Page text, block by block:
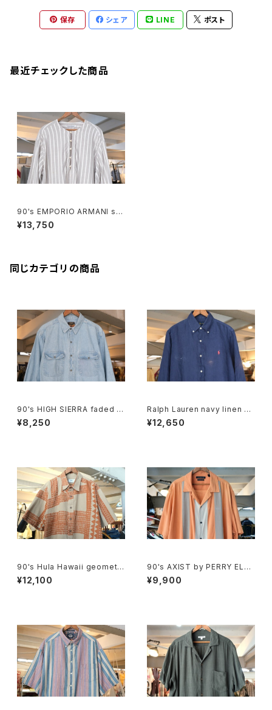
保存 シェア LINE ポスト
最近チェックした商品
90's EMPORIO ARMANI stri
ped cotton pull-over Shirt
¥13,750
同じカテゴリの商品
90's HIGH SIERRA faded in
digo denim Shirt
¥8,250
Ralph Lauren navy linen B.
D. Shirt
¥12,650
90's Hula Hawaii geometri
c tribal pattern Shirt
¥12,100
90's AXIST by PERRY ELLI
S panel-pattern washable-
silk Shirt
¥9,900